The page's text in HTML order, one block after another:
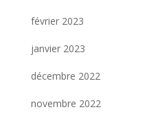
février 2023
janvier 2023
décembre 2022
novembre 2022